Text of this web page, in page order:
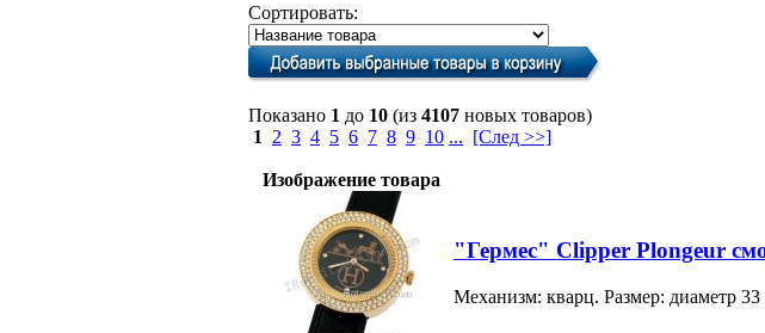
Сортировать:
Показано 1 до 10 (из 4107 новых товаров)
1
2 3 4 5 6 7 8 9 10 ... [След >>]
Изображение товара
"Гермес" Clipper Plongeur
Механизм: кварц. Размер: диаметр